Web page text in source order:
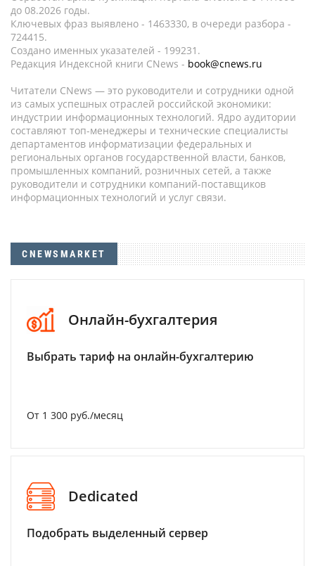
до 08.2026 годы.
Ключевых фраз выявлено - 1463330, в очереди разбора -
724415.
Создано именных указателей - 199231.
Редакция Индексной книги CNews - book@cnews.ru
Читатели CNews — это руководители и сотрудники одной
из самых успешных отраслей российской экономики:
индустрии информационных технологий. Ядро аудитории
составляют топ-менеджеры и технические специалисты
департаментов информатизации федеральных и
региональных органов государственной власти, банков,
промышленных компаний, розничных сетей, а также
руководители и сотрудники компаний-поставщиков
информационных технологий и услуг связи.
CNEWSMARKET
Онлайн-бухгалтерия
Выбрать тариф на онлайн-бухгалтерию
От 1 300 руб./месяц
Dedicated
Подобрать выделенный сервер